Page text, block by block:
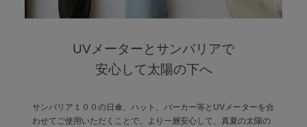
UVメーターとサンバリアで
安心して太陽の下へ
サンバリア１００の日傘、ハット、パーカー等とUVメーターを合
わせてご使用いただくことで、より一層安心して、真夏の太陽の